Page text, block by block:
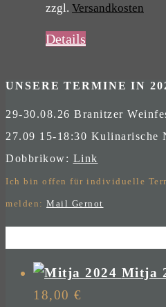
zzgl. Versandkosten
Details
UNSERE TERMINE IN
29-30.08.26 Branitzer
27.09 15-18:30 Kulinarische
Dobbrikow: Link
Ich bin offen für individuelle
melden: Mail Gernot
Mitja
18,00 €